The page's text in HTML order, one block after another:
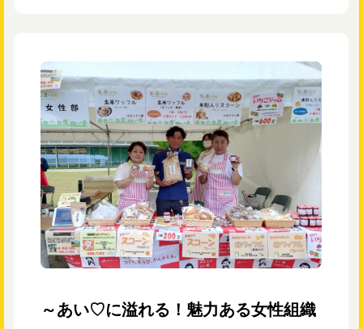
～あい♡に溢れる！魅力ある女性組織